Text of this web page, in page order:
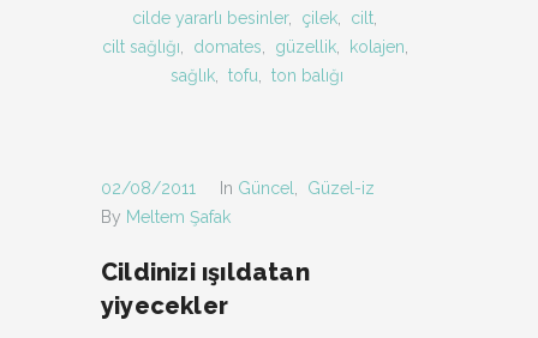
cilde yararlı besinler, çilek cilt
cilt sağlığı
domates güzellik, kolajen
sağlık
tofu ton balığı
02/08/2011 In Güncel
Güzel-iz
By Meltem Şafak
Cildinizi ışıldatan
yiyecekler